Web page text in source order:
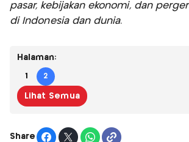
pasar, kebijakan ekonomi, dan
di Indonesia dan dunia.
Halaman:
1 2
Lihat Semua
Share